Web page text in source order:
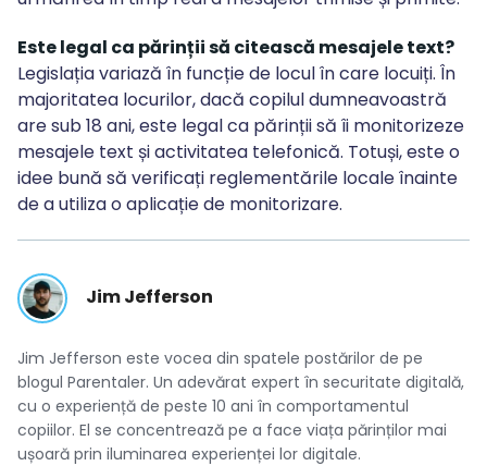
Este legal ca părinții să citească mesajele text?
Legislația variază în funcție de locul în care locuiți. În
majoritatea locurilor, dacă copilul dumneavoastră
are sub 18 ani, este legal ca părinții să îi monitorizeze
mesajele text și activitatea telefonică. Totuși, este o
idee bună să verificați reglementările locale înainte
de a utiliza o aplicație de monitorizare.
Jim Jefferson
Jim Jefferson este vocea din spatele postărilor de pe
blogul Parentaler. Un adevărat expert în securitate digitală,
cu o experiență de peste 10 ani în comportamentul
copiilor. El se concentrează pe a face viața părinților mai
ușoară prin iluminarea experienței lor digitale.